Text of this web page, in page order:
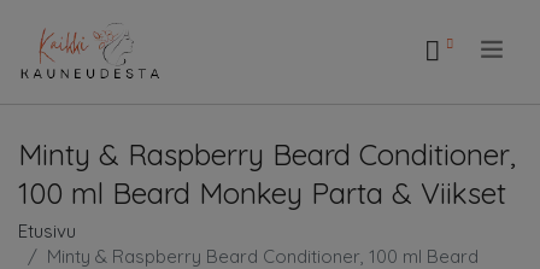
Minty & Raspberry Beard Conditioner,
100 ml Beard Monkey Parta & Viikset
Etusivu
Minty & Raspberry Beard Conditioner, 100 ml Beard